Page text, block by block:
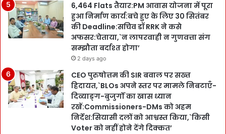
6,464 Flats तैयार:PM आवास योजना में पूरा
हुआ निर्माण कार्य:बचे हुए के लिए 30 सितंबर
की Deadline:सचिव डॉ RRK ने कसे
अफसर:चेताया,`न लापरवाही न गुणवत्ता संग
सम्झौता बर्दाश्त होगा’
2 days ago
CEO पुरुषोत्तम की SIR बवाल पर सख्त
हिदायत,`BLOs अपने स्तर पर मामले निबटाएँ-
दिव्याङ्ग-बुजुर्गों का खास ध्यान
रखें:Commissioners-DMs को अहम
निर्देश:सियासी दलों को आश्वस्त किया,`किसी
Voter को नहीं होने देंगे दिक्कत’